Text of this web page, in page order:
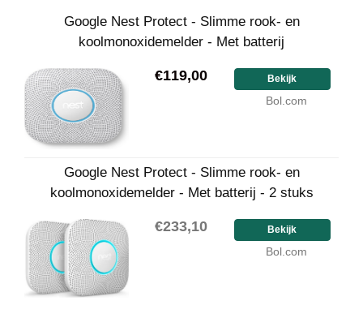
Google Nest Protect - Slimme rook- en
koolmonoxidemelder - Met batterij
€119,00 Bekijk
Bol.com
Google Nest Protect - Slimme rook- en
koolmonoxidemelder - Met batterij - 2 stuks
€233,10 Bekijk
Bol.com